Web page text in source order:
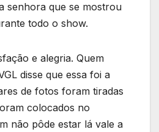
senhora que se mostrou
todo o show.
e alegria. Quem
disse que essa foi a
de fotos foram tiradas
colocados no
não pôde estar lá vale a